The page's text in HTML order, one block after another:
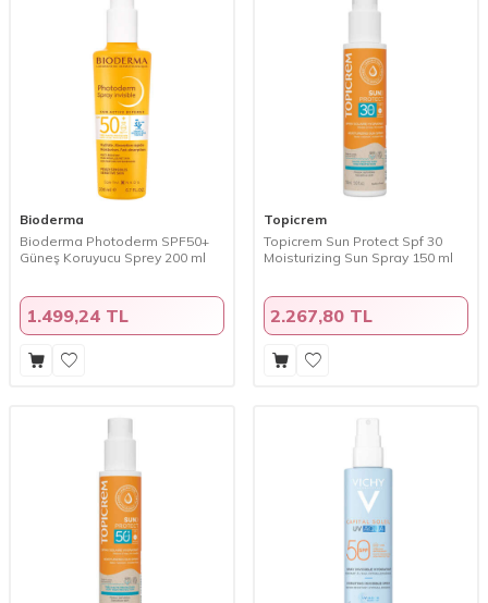
Bioderma
Bioderma Photoderm SPF50+
Güneş Koruyucu Sprey 200 ml
1.499,24 TL
Topicrem
Topicrem Sun Protect Spf 30
Moisturizing Sun Spray 150 ml
2.267,80 TL